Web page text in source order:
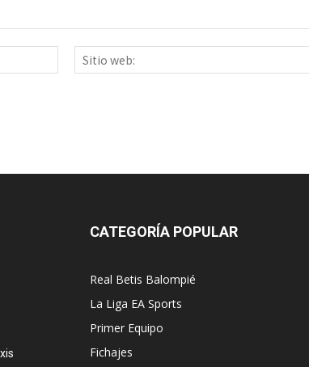
Correo
electrónico:*
CATEGORÍA POPULAR
Real Betis Balompié
La Liga EA Sports
Primer Equipo
Fichajes